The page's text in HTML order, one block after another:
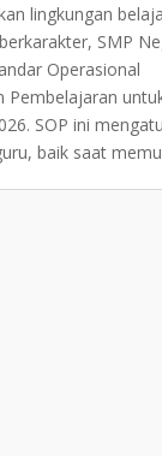
lingkungan
SMP
Operasional
Pembelajaran
SOP ini
baik saat